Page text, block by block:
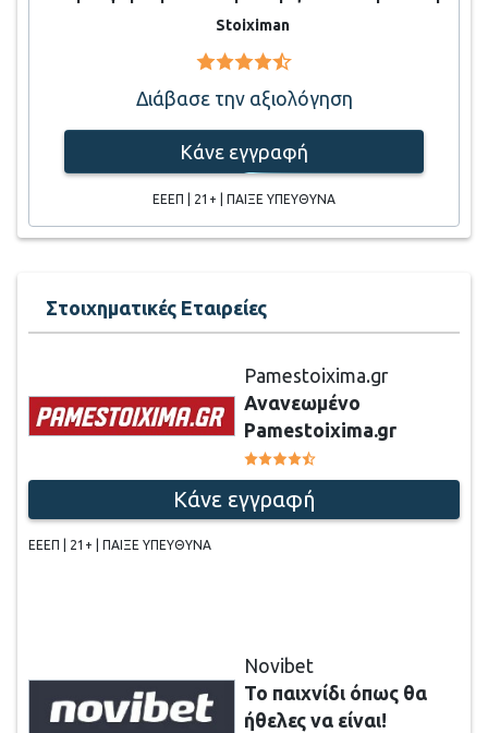
Stoiximan
Διάβασε την αξιολόγηση
Κάνε εγγραφή
ΕΕΕΠ | 21+ | ΠΑΙΞΕ ΥΠΕΥΘΥΝΑ
Στοιχηματικές Εταιρείες
Pamestoixima.gr
Ανανεωμένο
Pamestoixima.gr
Κάνε εγγραφή
ΕΕΕΠ | 21+ | ΠΑΙΞΕ ΥΠΕΥΘΥΝΑ
Novibet
Το παιχνίδι όπως θα
ήθελες να είναι!